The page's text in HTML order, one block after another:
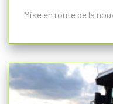
Mise en route de la